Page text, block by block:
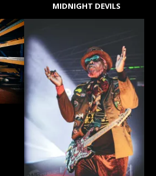
MIDNIGHT DEVILS